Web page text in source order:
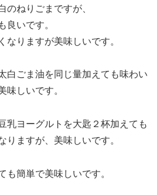
のねりごまですが、
良いです。
なりますが美味しいです。
白ごま油を同じ量加えても味わい
味しいです。
乳ヨーグルトを大匙２杯加えても
りますが、美味しいです。
も簡単で美味しいです。